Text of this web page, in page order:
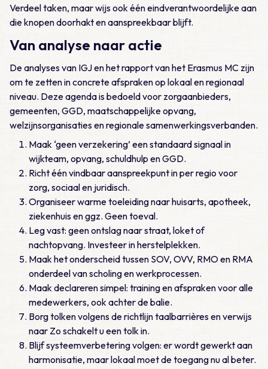
Verdeel taken, maar wijs ook één eindverantwoordelijke aan
die knopen doorhakt en aanspreekbaar blijft.
Van analyse naar actie
De analyses van IGJ en het rapport van het Erasmus MC zijn
om te zetten in concrete afspraken op lokaal en regionaal
niveau. Deze agenda is bedoeld voor zorgaanbieders,
gemeenten, GGD, maatschappelijke opvang,
welzijnsorganisaties en regionale samenwerkingsverbanden.
Maak ‘geen verzekering’ een standaard signaal in
wijkteam, opvang, schuldhulp en GGD.
Richt één vindbaar aanspreekpunt in per regio voor
zorg, sociaal en juridisch.
Organiseer warme toeleiding naar huisarts, apotheek,
ziekenhuis en ggz. Geen toeval.
Leg vast: geen ontslag naar straat, loket of
nachtopvang. Investeer in herstelplekken.
Maak het onderscheid tussen SOV, OVV, RMO en RMA
onderdeel van scholing en werkprocessen.
Maak declareren simpel: training en afspraken voor alle
medewerkers, ook achter de balie.
Borg tolken volgens de richtlijn taalbarrières en verwijs
naar Zo schakelt u een tolk in.
Blijf systeemverbetering volgen: er wordt gewerkt aan
harmonisatie, maar lokaal moet de toegang nu al beter.